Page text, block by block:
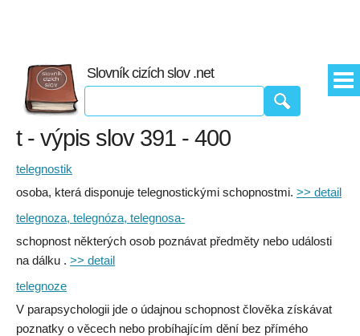
Slovník cizích slov .net
t - výpis slov 391 - 400
telegnostik
osoba, která disponuje telegnostickými schopnostmi. >> detail
telegnoza, telegnóza, telegnosa-
schopnost některých osob poznávat předměty nebo události
na dálku . >> detail
telegnoze
V parapsychologii jde o údajnou schopnost člověka získávat
poznatky o věcech nebo probíhajícím dění bez přímého